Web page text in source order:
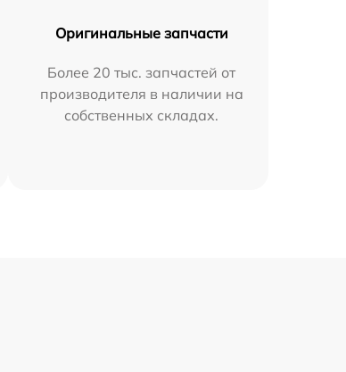
Оригинальные запчасти
Более 20 тыс. запчастей от
производителя в наличии на
собственных складах.